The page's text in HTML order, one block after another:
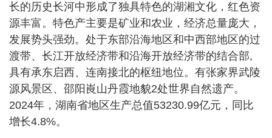
长的历史长河中形成了独具特色的湖湘文化，红色资
源丰富。特色产主要是矿业和农业，经济总量庞大，
发展势头强劲。处于东部沿海地区和中西部地区的过
渡带、长江开放经济带和沿海开放经济带的结合部,
具有承东启西、连南接北的枢纽地位。有张家界武陵
源风景区、邵阳崀山丹霞地貌2处世界自然遗产。
2024年，湖南省地区生产总值53230.99亿元，同比
增长4.8%。